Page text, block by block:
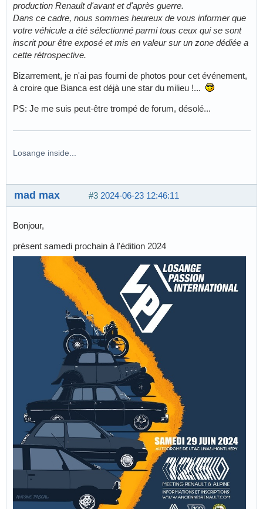
production Renault d'avant et d'après guerre.
Dans ce cadre, nous sommes heureux de vous informer que
votre véhicule a été sélectionné parmi tous ceux qui se sont
inscrit pour être exposé et mis en valeur sur un zone dédiée a
cette rétrospective.
Bizarrement, je n'ai pas fourni de photos pour cet événement,
à croire que Bianca est déjà une star du milieu !...
PS: Je me suis peut-être trompé de forum, désolé...
Losange inside...
#3 2024-06-23 12:46:11
mad max
Bonjour,
présent samedi prochain à l'édition 2024